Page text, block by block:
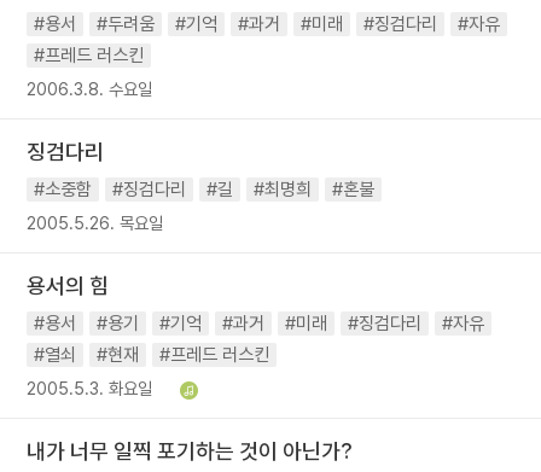
#용서 #두려움 #기억 #과거 #미래 #징검다리
#자유
#프레드 러스킨
2006.3.8. 수요일
징검다리
#소중함 #징검다리 #길 #최명희 #혼불
2005.5.26. 목요일
용서의 힘
#용서 #용기 #기억 #과거 #미래 #징검다리
#자유
#열쇠
#현재 #프레드 러스킨
2005.5.3. 화요일
내가 너무 일찍 포기하는 것이 아닌가?